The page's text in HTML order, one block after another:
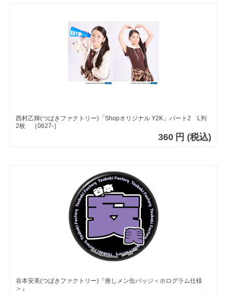
西村乙輝(つばきファクトリー)「Shopオリジナル Y2K」パート2 L判
2枚 ［0627-］
360 円 (税込)
谷本安美(つばきファクトリー)『推しメン缶バッジ＜ホログラム仕様
＞』